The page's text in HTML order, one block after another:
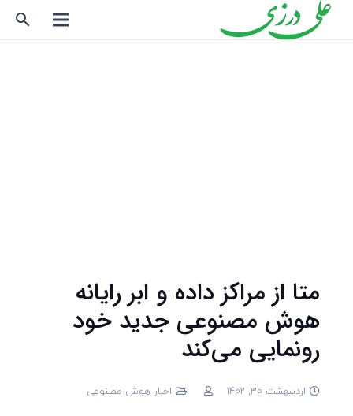
search
متا از مراکز داده و ابر رایانه
هوش مصنوعی جدید خود
رونمایی می‌کند
اردیبهشت 30, 1402 اخبار هوش مصنوعی